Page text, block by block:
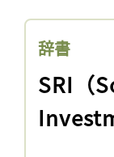
辞書
SRI（